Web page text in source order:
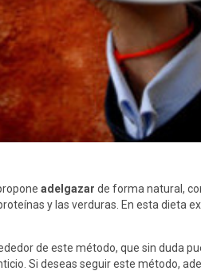
adelgazar de forma natural,
y las verduras. En esta dieta
de este método, que sin duda
Si deseas seguir este método,